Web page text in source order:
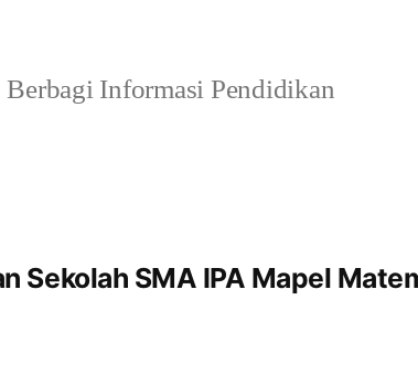
Berbagi Informasi Pendidikan
Sekolah SMA IPA Mapel